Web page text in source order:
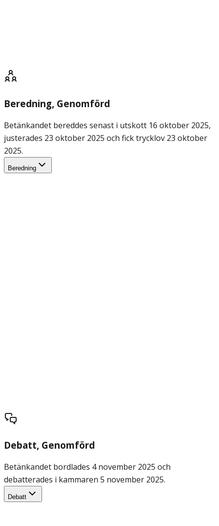
Beredning, Genomförd
Betänkandet bereddes senast i utskott 16 oktober 2025,
justerades 23 oktober 2025 och fick trycklov 23 oktober
2025.
Beredning
Debatt, Genomförd
Betänkandet bordlades 4 november 2025 och
debatterades i kammaren 5 november 2025.
Debatt